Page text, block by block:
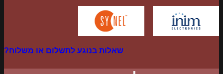
שאלות בנוגע לתשלום או משלוח?